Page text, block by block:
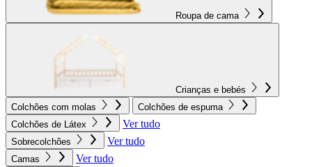
Roupa de cama
Crianças e bebés
Colchões com molas
Colchões de espuma
Colchões de Látex
Ver tudo
Sobrecolchões Ver tudo
Camas Ver tudo